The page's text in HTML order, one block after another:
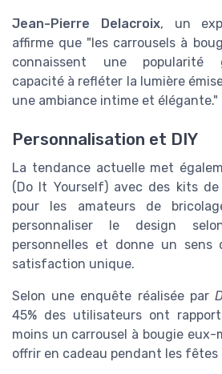
Jean-Pierre Delacroix, un
affirme que "les carrousels à
connaissent une popularité
capacité à refléter la lumière
une ambiance intime et élégante."
Personnalisation et DIY
La tendance actuelle met
(Do It Yourself) avec des kits
pour les amateurs de
personnaliser le design
personnelles et donne un
satisfaction unique.
Selon une enquête réalisée par
45% des utilisateurs ont
moins un carrousel à bougie eux-
offrir en cadeau pendant les fêtes